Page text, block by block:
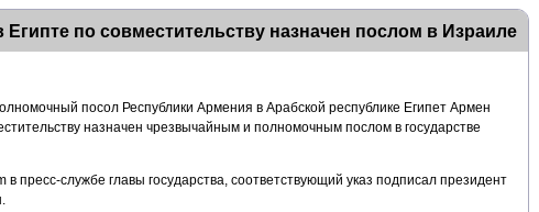
по совместительству назначен послом в Израиле
посол Республики Армения в Арабской республике Египет Армен
назначен чрезвычайным и полномочным послом в государстве
в пресс-службе главы государства, соответствующий указ подписал президент